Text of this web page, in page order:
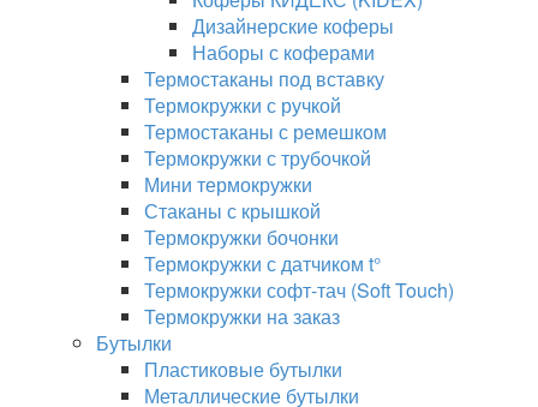
Дизайнерские коферы
Наборы с коферами
Термостаканы под вставку
Термокружки с ручкой
Термостаканы с ремешком
Термокружки с трубочкой
Мини термокружки
Стаканы с крышкой
Термокружки бочонки
Термокружки с датчиком t°
Термокружки софт-тач (Soft Touch)
Термокружки на заказ
Бутылки
Пластиковые бутылки
Металлические бутылки